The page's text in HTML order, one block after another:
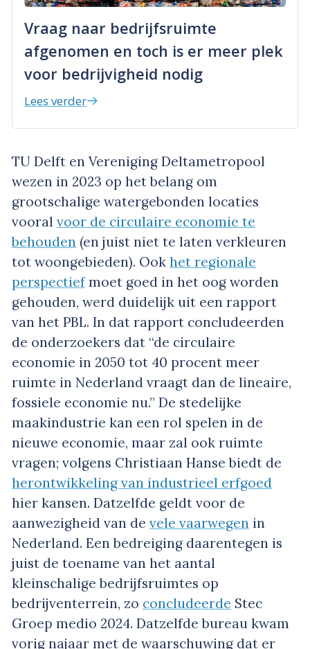
Vraag naar bedrijfsruimte
afgenomen en toch is er meer plek
voor bedrijvigheid nodig
Lees verder
TU Delft en Vereniging Deltametropool
wezen in 2023 op het belang om
grootschalige watergebonden locaties
vooral voor de circulaire economie te
behouden (en juist niet te laten verkleuren
tot woongebieden). Ook het regionale
perspectiefmoet goed in het oog worden
gehouden, werd duidelijk uit een rapport
van het PBL. In dat rapport concludeerden
de onderzoekers dat “de circulaire
economie in 2050 tot 40 procent meer
ruimte in Nederland vraagt dan de lineaire,
fossiele economie nu.” De stedelijke
maakindustrie kan een rol spelen in de
nieuwe economie, maar zal ook ruimte
vragen; volgens Christiaan Hanse biedt de
herontwikkeling van industrieel erfgoed
hier kansen. Datzelfde geldt voor de
aanwezigheid van de vele vaarwegen in
Nederland. Een bedreiging daarentegen is
juist de toename van het aantal
kleinschalige bedrijfsruimtes op
bedrijventerrein, zo concludeerde Stec
Groep medio 2024. Datzelfde bureau kwam
vorig najaar met de waarschuwing dat er